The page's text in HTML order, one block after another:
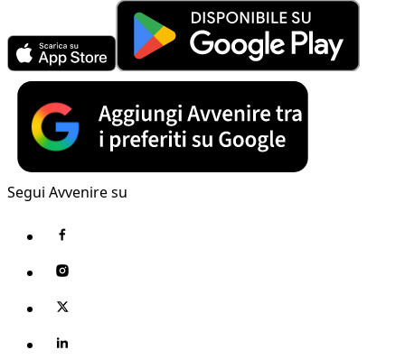
Segui Avvenire su